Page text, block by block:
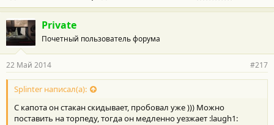
Private
Почетный пользователь форума
22 Май 2014 #217
Splinter написал(а):
С капота он стакан скидывает, пробовал уже ))) Можно
поставить на торпеду, тогда он медленно уезжает :laugh1: